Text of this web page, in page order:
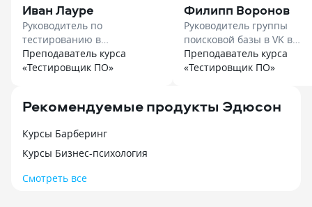
Иван Лауре
Руководитель по
тестированию в
«Лаборатории Касперского»
в «Эдюсон»
Преподаватель курса
«Тестировщик ПО»
Филипп Воронов
Руководитель группы
поисковой базы в VK в
«Нетология»
Преподаватель курса
«Тестировщик ПО»
Рекомендуемые продукты Эдюсон
Курсы Барберинг
Курсы Бизнес-психология
Смотреть все